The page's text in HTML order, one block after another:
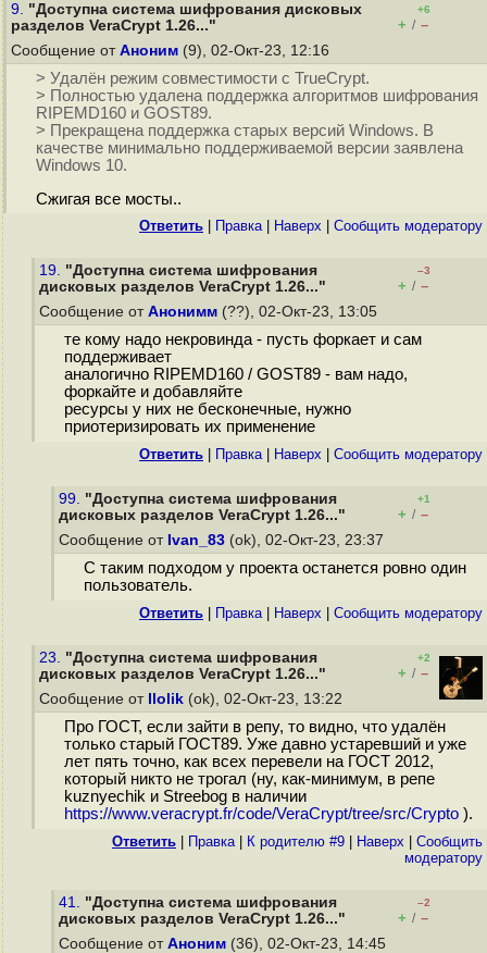
9. "Доступна система шифрования дисковых
разделов VeraCrypt 1.26..."
+6
+ / –
Сообщение от Аноним (9), 02-Окт-23, 12:16
> Удалён режим совместимости с TrueCrypt.
> Полностью удалена поддержка алгоритмов шифрования
RIPEMD160 и GOST89.
> Прекращена поддержка старых версий Windows. В
качестве минимально поддерживаемой версии заявлена
Windows 10.
Сжигая все мосты..
Ответить Правка| Наверх Cообщить модератору
19. "Доступна система шифрования
дисковых разделов VeraCrypt 1.26..."
–3
+ / –
Сообщение от Анонимм (??), 02-Окт-23, 13:05
те кому надо некровинда - пусть форкает и сам
поддерживает
аналогично RIPEMD160 / GOST89 - вам надо,
форкайте и добавляйте
ресурсы у них не бесконечные, нужно
приотеризировать их применение
Ответить Правка| Наверх Cообщить модератору
99. "Доступна система шифрования
дисковых разделов VeraCrypt 1.26..."
+1
+ / –
Сообщение от Ivan_83 (ok), 02-Окт-23, 23:37
С таким подходом у проекта останется ровно один
пользователь.
Ответить Правка| Наверх Cообщить модератору
23. "Доступна система шифрования
дисковых разделов VeraCrypt 1.26..."
+2
+ / –
Сообщение от
llolik (ok), 02-Окт-23, 13:22
Про ГОСТ, если зайти в репу, то видно, что удалён
только старый ГОСТ89. Уже давно устаревший и уже
лет пять точно, как всех перевели на ГОСТ 2012,
который никто не трогал (ну, как-минимум, в репе
kuznyechik и Streebog в наличии
https://www.veracrypt.fr/code/VeraCrypt/tree/src/Crypto).
Ответить Правка| К родителю #9 Наверх
Cообщить
модератору
41. "Доступна система шифрования
дисковых разделов VeraCrypt 1.26..."
–2
+ / –
Сообщение от Аноним (36), 02-Окт-23, 14:45